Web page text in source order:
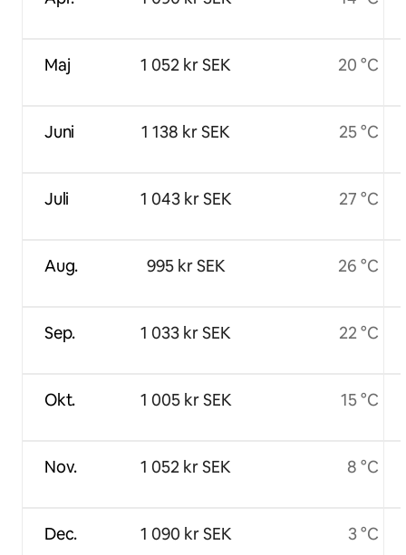
Maj
Juni
Juli
Aug.
Sep.
Okt.
Nov.
Dec.
1 052 kr SEK
1 138 kr SEK
1 043 kr SEK
995 kr SEK
1 033 kr SEK
1 005 kr SEK
1 052 kr SEK
1 090 kr SEK
20 °C
25 °C
27 °C
26 °C
22 °C
15 °C
8 °C
3 °C